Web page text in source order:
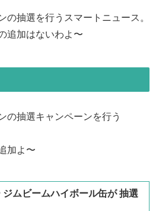
の抽選を行うスマートニュース。
追加はないわよ〜
の抽選キャンペーンを行う
加よ〜
ジムビームハイボール缶が 抽選